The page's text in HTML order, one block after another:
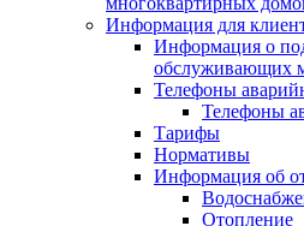
Информация для
Информация о
обслуживающих
Телефоны
Телефоны
Тарифы
Нормативы
Информация об
Отопление